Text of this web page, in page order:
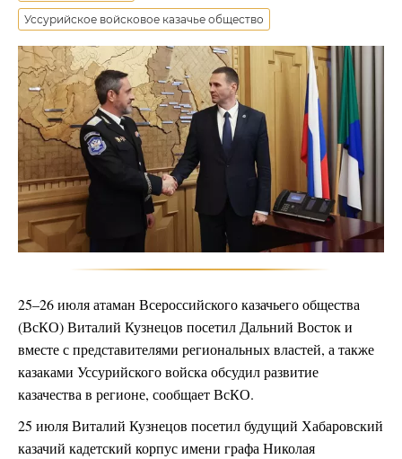
Уссурийское войсковое казачье общество
25–26 июля атаман Всероссийского казачьего общества
(ВсКО) Виталий Кузнецов посетил Дальний Восток и
вместе с представителями региональных властей, а также
казаками Уссурийского войска обсудил развитие
казачества в регионе, сообщает ВсКО.
25 июля Виталий Кузнецов посетил будущий Хабаровский
казачий кадетский корпус имени графа Николая